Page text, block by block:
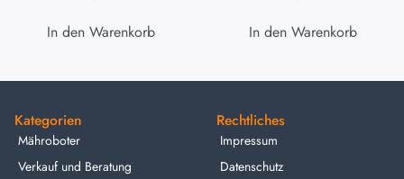
In den Warenkorb In den Warenkorb
Kategorien
Mähroboter
Verkauf und Beratung
Rechtliches
Impressum
Datenschutz